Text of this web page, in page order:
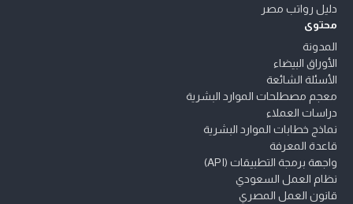
دليل رواتب مصر
محتوى
المدونة
الأوراق البيضاء
الأسئلة الشائعة
معجم مصطلحات الموارد البشرية
دراسات العملاء
نماذج خطابات الموارد البشرية
قاعدة المعرفة
واجهة برمجة التطبيقات (API)
نظام العمل السعودي
قانون العمل المصري